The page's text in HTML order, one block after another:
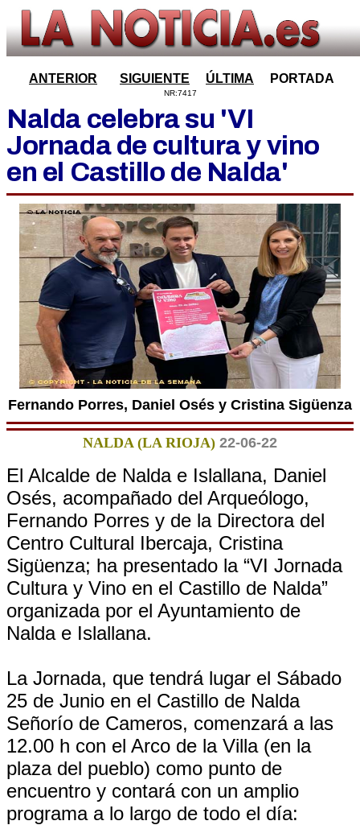
ANTERIOR SIGUIENTE ÚLTIMA PORTADA
NR:7417
Nalda celebra su 'VI
Jornada de cultura y vino
en el Castillo de Nalda'
Fernando Porres, Daniel Osés y Cristina Sigüenza
NALDA (LA RIOJA) 22-06-22
El Alcalde de Nalda e Islallana, Daniel
Osés, acompañado del Arqueólogo,
Fernando Porres y de la Directora del
Centro Cultural Ibercaja, Cristina
Sigüenza; ha presentado la “VI Jornada
Cultura y Vino en el Castillo de Nalda”
organizada por el Ayuntamiento de
Nalda e Islallana.
La Jornada, que tendrá lugar el Sábado
25 de Junio en el Castillo de Nalda
Señorío de Cameros, comenzará a las
12.00 h con el Arco de la Villa (en la
plaza del pueblo) como punto de
encuentro y contará con un amplio
programa a lo largo de todo el día: